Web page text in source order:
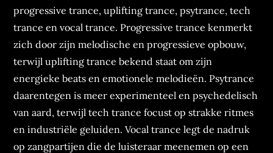
progressive trance, uplifting trance, psytrance, tech
trance en vocal trance. Progressive trance kenmerkt
zich door zijn melodische en progressieve opbouw,
terwijl uplifting trance bekend staat om zijn
energieke beats en emotionele melodieën. Psytrance
daarentegen is meer experimenteel en psychedelisch
van aard, terwijl tech trance focust op strakke ritmes
en industriële geluiden. Vocal trance legt de nadruk
op zangpartijen die de luisteraar meenemen op een